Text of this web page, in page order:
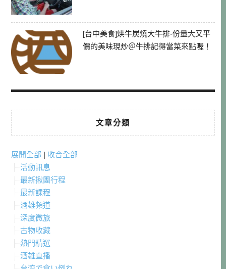
[台中美食]烘牛炭燒大牛排-份量大又平
價的美味現炒＠牛排記得當菜來點喔！
文章分類
展開全部 | 收合全部
活動訊息
最新揪團行程
最新課程
酒雄頻道
深度微旅
古物收藏
熱門精選
酒雄直播